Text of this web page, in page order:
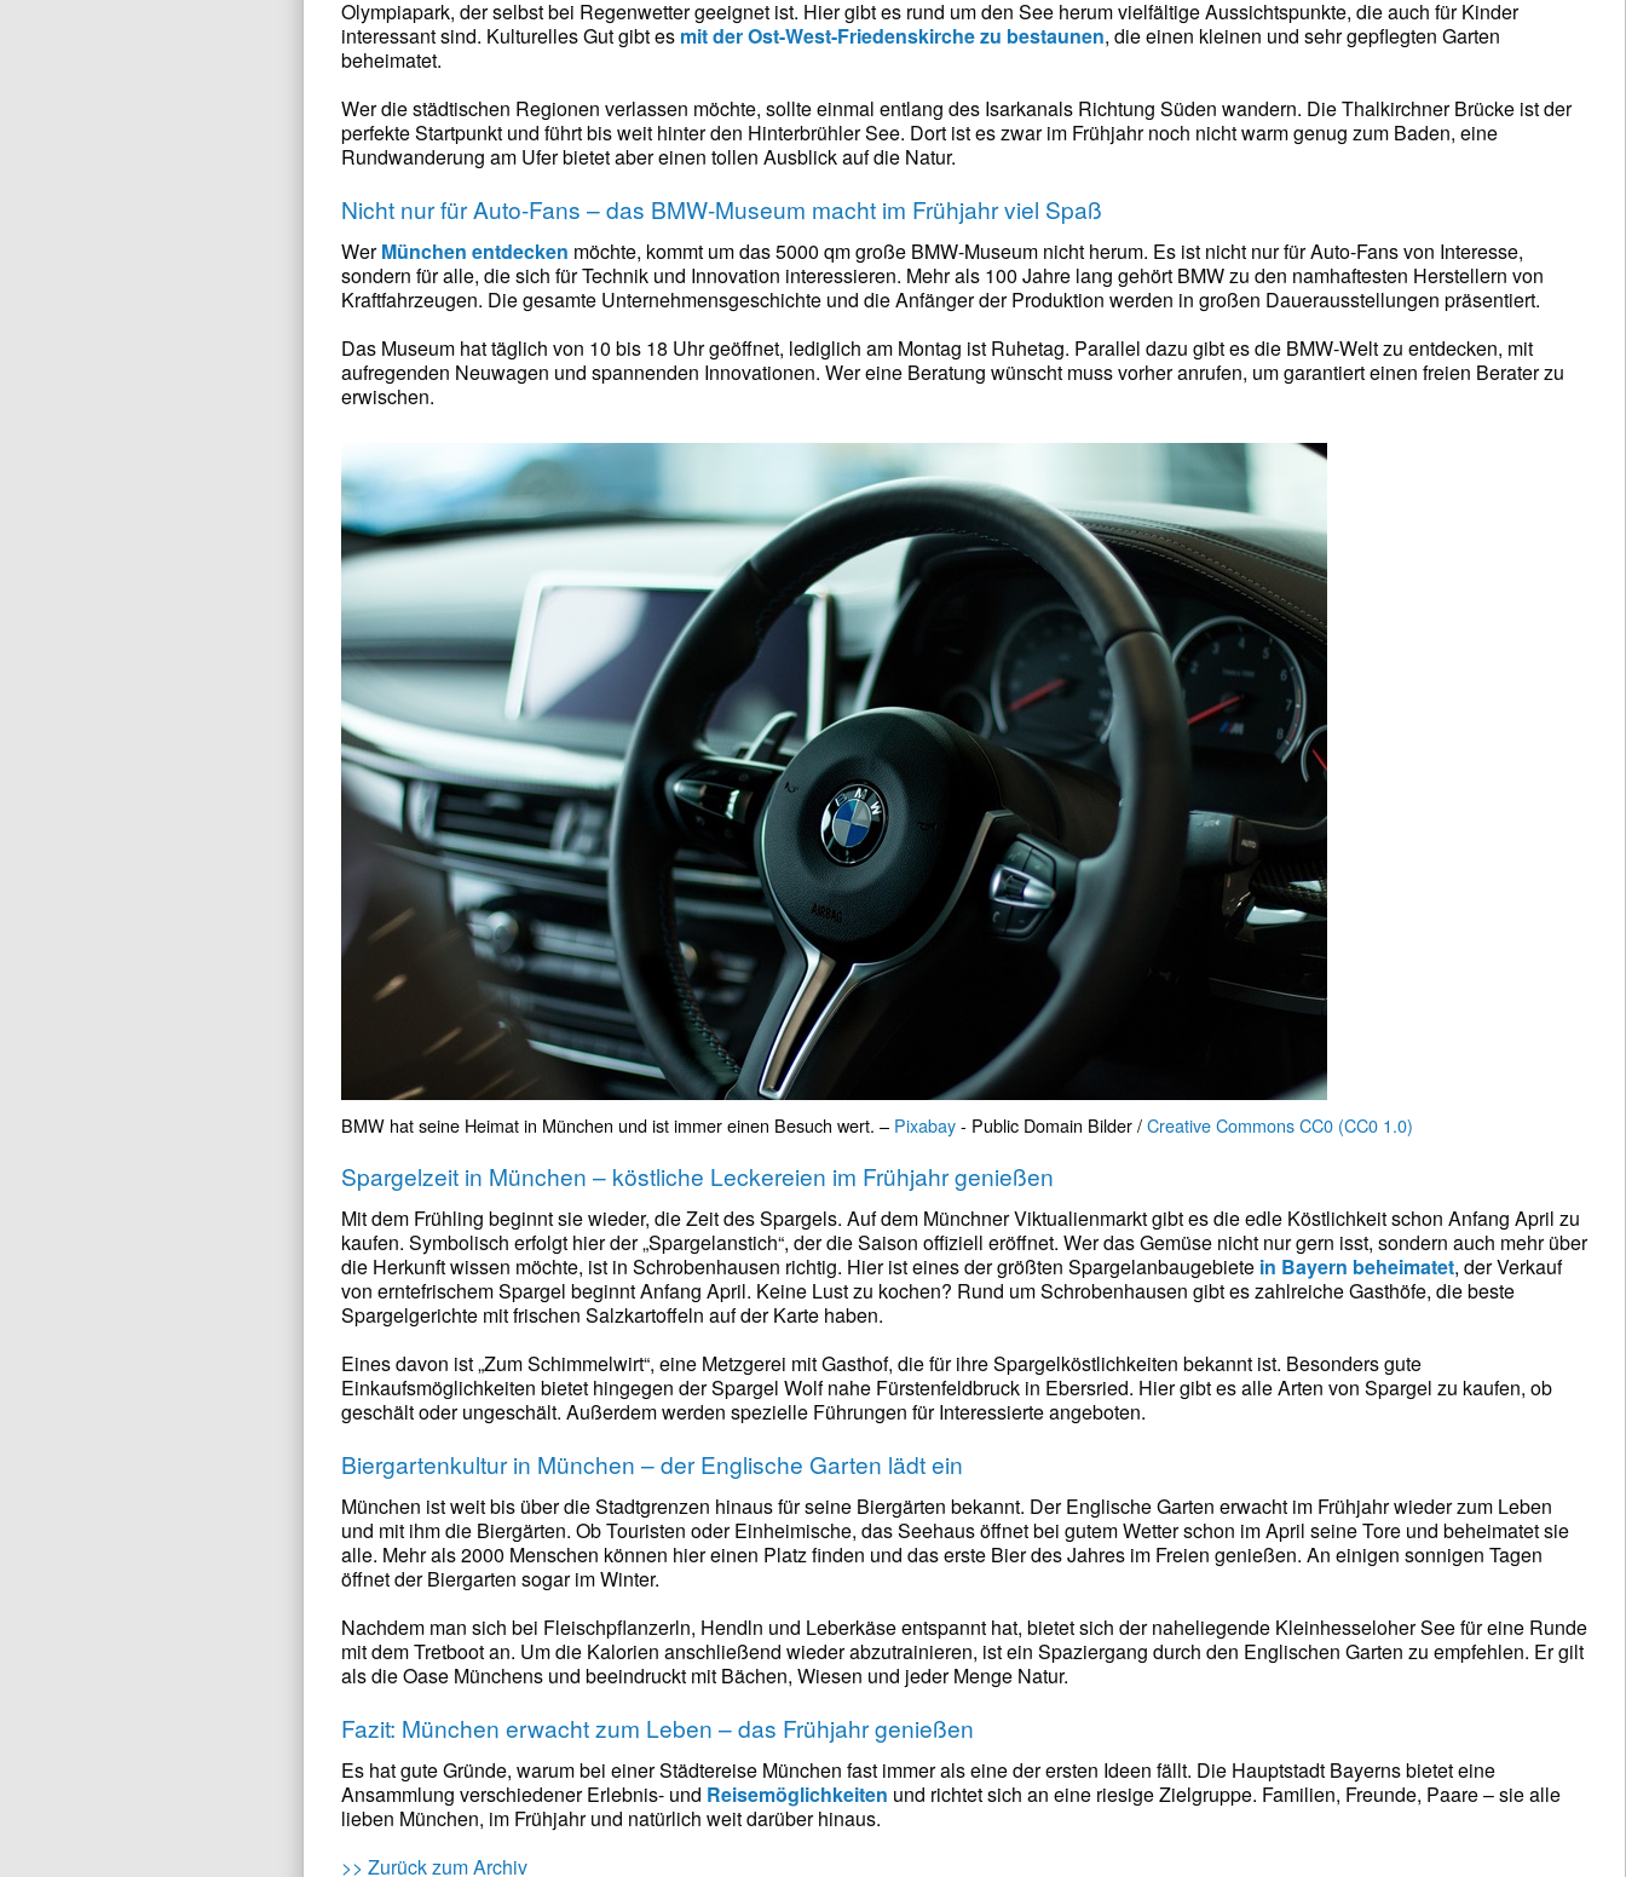
Olympiapark, der selbst bei Regenwetter geeignet ist. Hier gibt es rund um den See herum vielfältige Aussichtspunkte, die auch für Kinder
interessant sind. Kulturelles Gut gibt es mit der Ost-West-Friedenskirche zu bestaunen, die einen kleinen und sehr gepflegten Garten
beheimatet.
Wer die städtischen Regionen verlassen möchte, sollte einmal entlang des Isarkanals Richtung Süden wandern. Die Thalkirchner Brücke ist der
perfekte Startpunkt und führt bis weit hinter den Hinterbrühler See. Dort ist es zwar im Frühjahr noch nicht warm genug zum Baden, eine
Rundwanderung am Ufer bietet aber einen tollen Ausblick auf die Natur.
Nicht nur für Auto-Fans – das BMW-Museum macht im Frühjahr viel Spaß
WerMünchen entdecken möchte, kommt um das 5000 qm große BMW-Museum nicht herum. Es ist nicht nur für Auto-Fans von Interesse,
sondern für alle, die sich für Technik und Innovation interessieren. Mehr als 100 Jahre lang gehört BMW zu den namhaftesten Herstellern von
Kraftfahrzeugen. Die gesamte Unternehmensgeschichte und die Anfänger der Produktion werden in großen Dauerausstellungen präsentiert.
Das Museum hat täglich von 10 bis 18 Uhr geöffnet, lediglich am Montag ist Ruhetag. Parallel dazu gibt es die BMW-Welt zu entdecken, mit
aufregenden Neuwagen und spannenden Innovationen. Wer eine Beratung wünscht muss vorher anrufen, um garantiert einen freien Berater zu
erwischen.
BMW hat seine Heimat in München und ist immer einen Besuch wert. – Pixabay- Public Domain Bilder /Creative Commons CC0 (CC0 1.0)
Spargelzeit in München – köstliche Leckereien im Frühjahr genießen
Mit dem Frühling beginnt sie wieder, die Zeit des Spargels. Auf dem Münchner Viktualienmarkt gibt es die edle Köstlichkeit schon Anfang April zu
kaufen. Symbolisch erfolgt hier der „Spargelanstich“, der die Saison offiziell eröffnet. Wer das Gemüse nicht nur gern isst, sondern auch mehr über
die Herkunft wissen möchte, ist in Schrobenhausen richtig. Hier ist eines der größten Spargelanbaugebiete in Bayern beheimatet, der Verkauf
von erntefrischem Spargel beginnt Anfang April. Keine Lust zu kochen? Rund um Schrobenhausen gibt es zahlreiche Gasthöfe, die beste
Spargelgerichte mit frischen Salzkartoffeln auf der Karte haben.
Eines davon ist „Zum Schimmelwirt“, eine Metzgerei mit Gasthof, die für ihre Spargelköstlichkeiten bekannt ist. Besonders gute
Einkaufsmöglichkeiten bietet hingegen der Spargel Wolf nahe Fürstenfeldbruck in Ebersried. Hier gibt es alle Arten von Spargel zu kaufen, ob
geschält oder ungeschält. Außerdem werden spezielle Führungen für Interessierte angeboten.
Biergartenkultur in München – der Englische Garten lädt ein
München ist weit bis über die Stadtgrenzen hinaus für seine Biergärten bekannt. Der Englische Garten erwacht im Frühjahr wieder zum Leben
und mit ihm die Biergärten. Ob Touristen oder Einheimische, das Seehaus öffnet bei gutem Wetter schon im April seine Tore und beheimatet sie
alle. Mehr als 2000 Menschen können hier einen Platz finden und das erste Bier des Jahres im Freien genießen. An einigen sonnigen Tagen
öffnet der Biergarten sogar im Winter.
Nachdem man sich bei Fleischpflanzerln, Hendln und Leberkäse entspannt hat, bietet sich der naheliegende Kleinhesseloher See für eine Runde
mit dem Tretboot an. Um die Kalorien anschließend wieder abzutrainieren, ist ein Spaziergang durch den Englischen Garten zu empfehlen. Er gilt
als die Oase Münchens und beeindruckt mit Bächen, Wiesen und jeder Menge Natur.
Fazit: München erwacht zum Leben – das Frühjahr genießen
Es hat gute Gründe, warum bei einer Städtereise München fast immer als eine der ersten Ideen fällt. Die Hauptstadt Bayerns bietet eine
Ansammlung verschiedener Erlebnis- und Reisemöglichkeiten und richtet sich an eine riesige Zielgruppe. Familien, Freunde, Paare – sie alle
lieben München, im Frühjahr und natürlich weit darüber hinaus.
>> Zurück zum Archiv